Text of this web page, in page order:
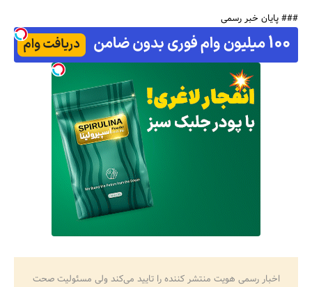
### پایان خبر رسمی
اخبار رسمی هویت منتشر کننده را تایید می‌کند ولی مسئولیت صحت